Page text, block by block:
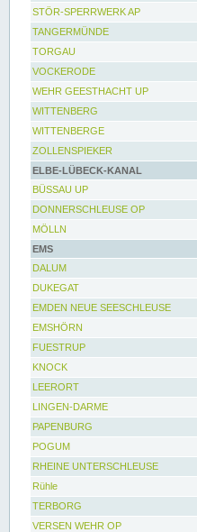
STÖR-SPERRWERK AP
TANGERMÜNDE
TORGAU
VOCKERODE
WEHR GEESTHACHT UP
WITTENBERG
WITTENBERGE
ZOLLENSPIEKER
ELBE-LÜBECK-KANAL
BÜSSAU UP
DONNERSCHLEUSE OP
MÖLLN
EMS
DALUM
DUKEGAT
EMDEN NEUE SEESCHLEUSE
EMSHÖRN
FUESTRUP
KNOCK
LEERORT
LINGEN-DARME
PAPENBURG
POGUM
RHEINE UNTERSCHLEUSE
Rühle
TERBORG
VERSEN WEHR OP